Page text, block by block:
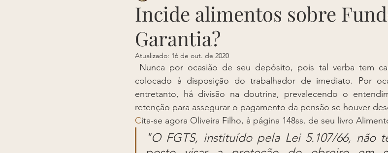
Incide alimentos sobre
Garantia?
Atualizado: 16 de out. de 2020
colocado à disposição do trabalhador de imediato. Por
entretanto, há divisão na doutrina, prevalecendo o
retenção para assegurar o pagamento da pensão se houver
Cita-se agora Oliveira Filho, à página 148ss. de seu livro
"O FGTS, instituído pela Lei 5.107/66, não